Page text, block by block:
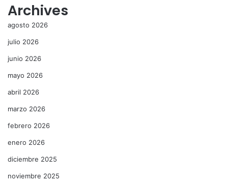
Archives
agosto 2026
julio 2026
junio 2026
mayo 2026
abril 2026
marzo 2026
febrero 2026
enero 2026
diciembre 2025
noviembre 2025